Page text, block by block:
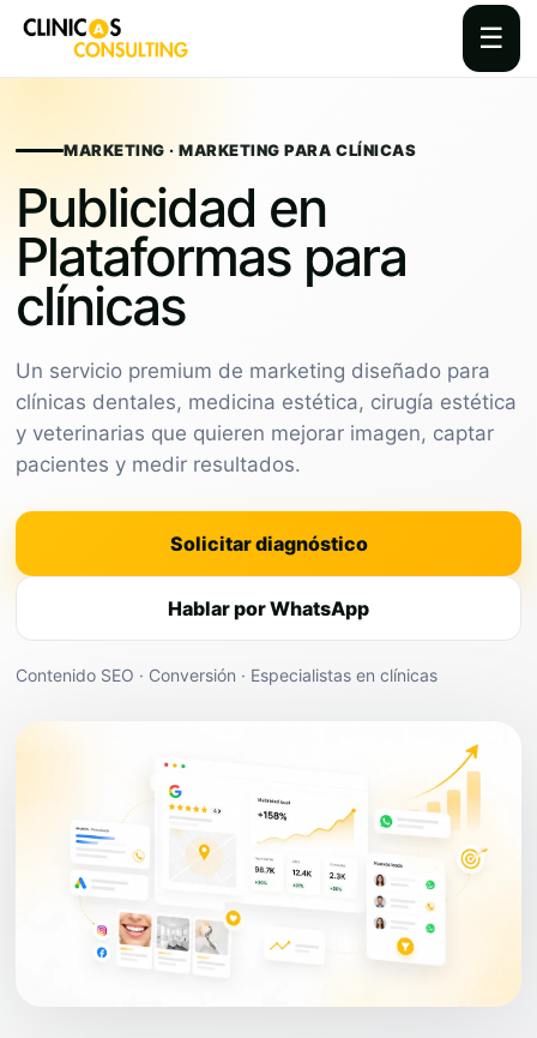
☰
contentMARKETING · MARKETING PARA CLÍNICAS
Publicidad en
Plataformas para
clínicas
Un servicio premium de marketing diseñado para
clínicas dentales, medicina estética, cirugía estética
y veterinarias que quieren mejorar imagen, captar
pacientes y medir resultados.
Solicitar diagnóstico
Hablar por WhatsApp
Contenido SEO · Conversión · Especialistas en clínicas